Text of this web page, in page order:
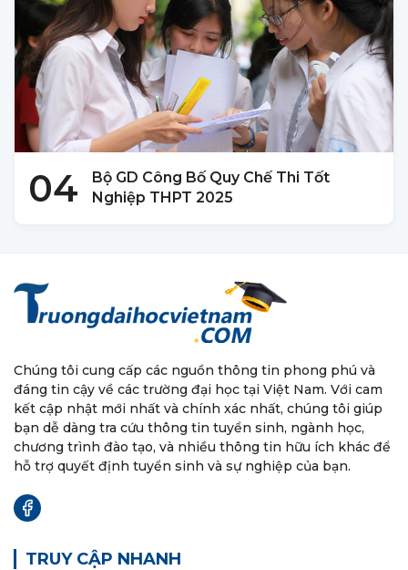
04
Bộ GD Công Bố Quy Chế Thi Tốt
Nghiệp THPT 2025
Chúng tôi cung cấp các nguồn thông tin phong phú và
đáng tin cậy về các trường đại học tại Việt Nam. Với cam
kết cập nhật mới nhất và chính xác nhất, chúng tôi giúp
bạn dễ dàng tra cứu thông tin tuyển sinh, ngành học,
chương trình đào tạo, và nhiều thông tin hữu ích khác để
hỗ trợ quyết định tuyển sinh và sự nghiệp của bạn.
TRUY CẬP NHANH